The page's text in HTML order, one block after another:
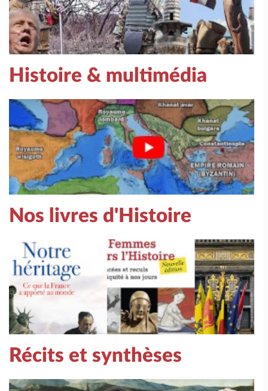
Histoire & multimédia
Nos livres d'Histoire
Récits et synthèses